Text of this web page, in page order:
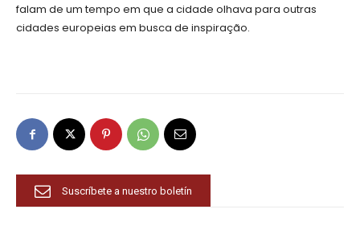
falam de um tempo em que a cidade olhava para outras
cidades europeias em busca de inspiração.
Suscríbete a nuestro boletín